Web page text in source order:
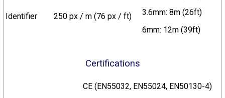
Identifier 250 px / m (76 px / ft)
3.6mm: 8m (26ft)
6mm: 12m (39ft)
Certifications
CE (EN55032, EN55024, EN50130-4)